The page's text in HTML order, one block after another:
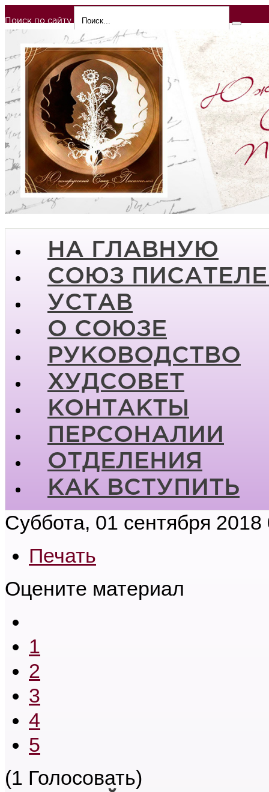
Поиск по сайту
НА ГЛАВНУЮ
СОЮЗ
УСТАВ
О СОЮЗЕ
РУКОВОДСТВО
ХУДСОВЕТ
КОНТАКТЫ
ПЕРСОНАЛИИ
ОТДЕЛЕНИЯ
КАК ВСТУПИТЬ
Суббота, 01 сентября 2018
Печать
Оцените материал
1
2
3
4
5
(1 Голосовать)